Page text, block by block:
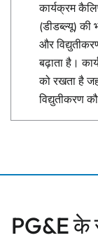
कार्यक्रम
(डीडब्ल्यू) की
और
बढ़ाता है।
को रखता है
विद्युतीकरण
PG&E के